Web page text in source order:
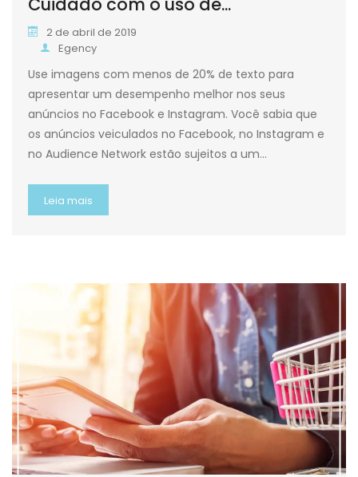
2 de abril de 2019
Egency
Use imagens com menos de 20% de texto para
apresentar um desempenho melhor nos seus
anúncios no Facebook e Instagram. Você sabia que
os anúncios veiculados no Facebook, no Instagram e
no Audience Network estão sujeitos a um…
Leia mais